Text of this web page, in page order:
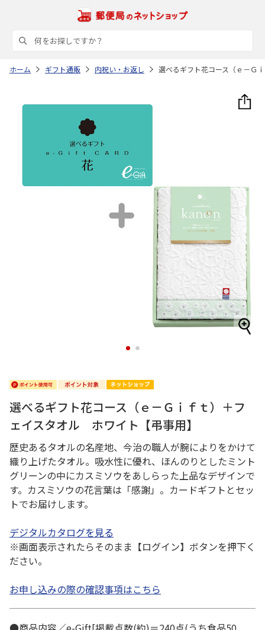
ホーム ギフト通販 内祝い・お返し 選べるギフト花コース（ｅ－Ｇ
1 2
選べるギフト花コース（ｅ－Ｇｉｆｔ）＋フ
ェイスタオル ホワイト【弔事用】
歴史あるタオルの名産地、今治の職人が腕によりをかけて
織り上げたタオル。吸水性に優れ、ほんのりとしたミント
グリーンの中にカスミソウをあしらった上品なデザインで
す。カスミソウの花言葉は「感謝」。カードギフトとセッ
トでお届けします。
デジタルカタログを見る
※画面表示されたらそのまま【ログイン】ボタンを押下く
ださい。
お申し込みの際の確認事項はこちら